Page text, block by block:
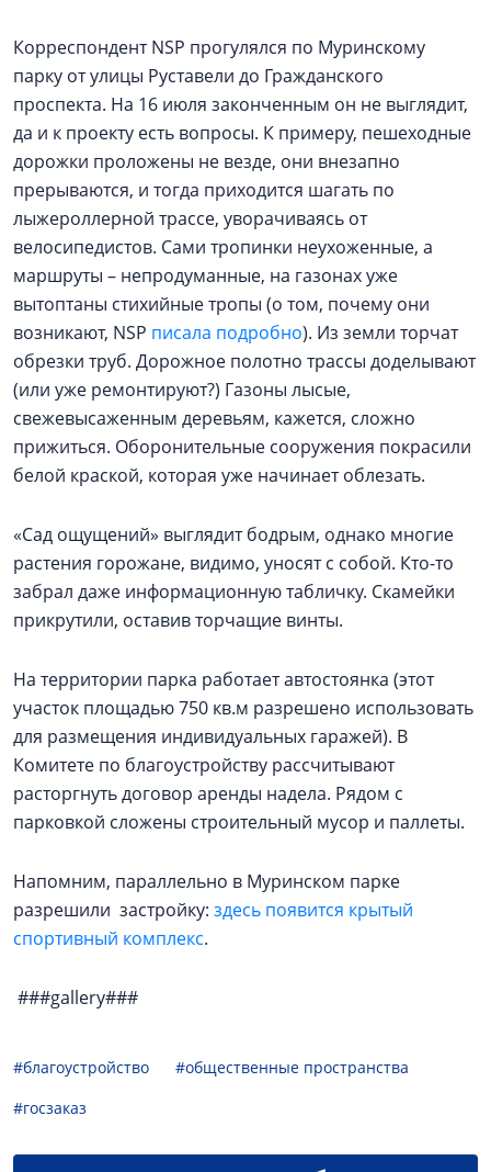
Корреспондент NSP прогулялся по Муринскому
парку от улицы Руставели до Гражданского
проспекта. На 16 июля законченным он не выглядит,
да и к проекту есть вопросы. К примеру, пешеходные
дорожки проложены не везде, они внезапно
прерываются, и тогда приходится шагать по
лыжероллерной трассе, уворачиваясь от
велосипедистов. Сами тропинки неухоженные, а
маршруты – непродуманные, на газонах уже
вытоптаны стихийные тропы (о том, почему они
возникают, NSP писала подробно). Из земли торчат
обрезки труб. Дорожное полотно трассы доделывают
(или уже ремонтируют?) Газоны лысые,
свежевысаженным деревьям, кажется, сложно
прижиться. Оборонительные сооружения покрасили
белой краской, которая уже начинает облезать.
«Сад ощущений» выглядит бодрым, однако многие
растения горожане, видимо, уносят с собой. Кто-то
забрал даже информационную табличку. Скамейки
прикрутили, оставив торчащие винты.
На территории парка работает автостоянка (этот
участок площадью 750 кв.м разрешено использовать
для размещения индивидуальных гаражей). В
Комитете по благоустройству рассчитывают
расторгнуть договор аренды надела. Рядом с
парковкой сложены строительный мусор и паллеты.
Напомним, параллельно в Муринском парке
разрешили застройку: здесь появится крытый
спортивный комплекс.
###gallery###
#благоустройство
#общественные пространства
#госзаказ